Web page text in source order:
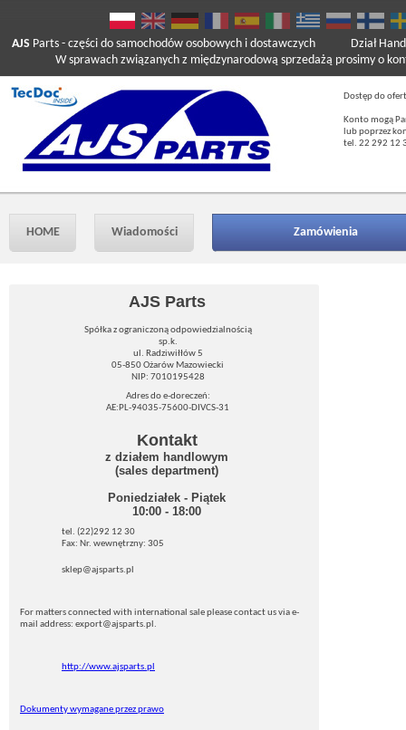
AJS Parts - części do samochodów osobowych i dostawczych
W sprawach związanych z międzynarodową sprzedażą prosimy o
Dział
Dostęp do
Konto mogą
lub poprzez
tel. 22 292 12
HOME Wiadomości Zamówienia
AJS Parts
Spółka z ograniczoną odpowiedzialnością
sp.k.
ul. Radziwiłłów 5
05-850 Ożarów Mazowiecki
NIP: 7010195428
Adres do e-doreczeń:
AE:PL-94035-75600-DIVCS-31
Kontakt
z działem handlowym
(sales department)
Poniedziałek - Piątek
10:00 - 18:00
tel. (22)292 12 30
Fax: Nr. wewnętrzny: 305
sklep@ajsparts.pl
For matters connected with international sale please contact us via e-
mail address: export@ajsparts.pl.
http://www.ajsparts.pl
Dokumenty wymagane przez prawo